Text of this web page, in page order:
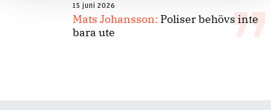
15 juni 2026
Mats Johansson: Poliser behövs inte
bara ute